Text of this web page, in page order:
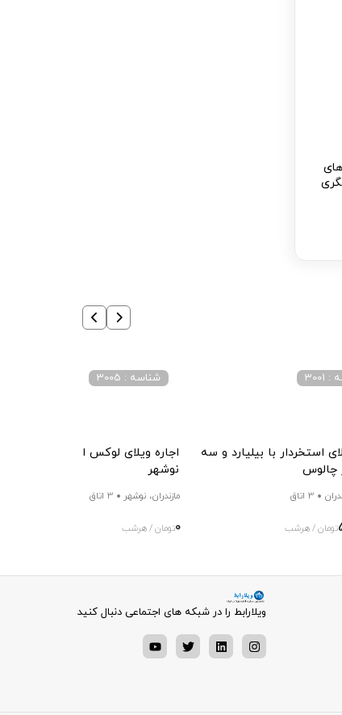
استخردار با بیلیارد و سه
چالوس
3 اتاق
تومان / هرشب
اجاره ویلای لوکس استخردار در
نوشهر
شناسه : 3005
مازندران، نوشهر 3 اتاق
0تومان / هرشب
ویلارابط را در شبکه های اجتماعی دنبال کنید